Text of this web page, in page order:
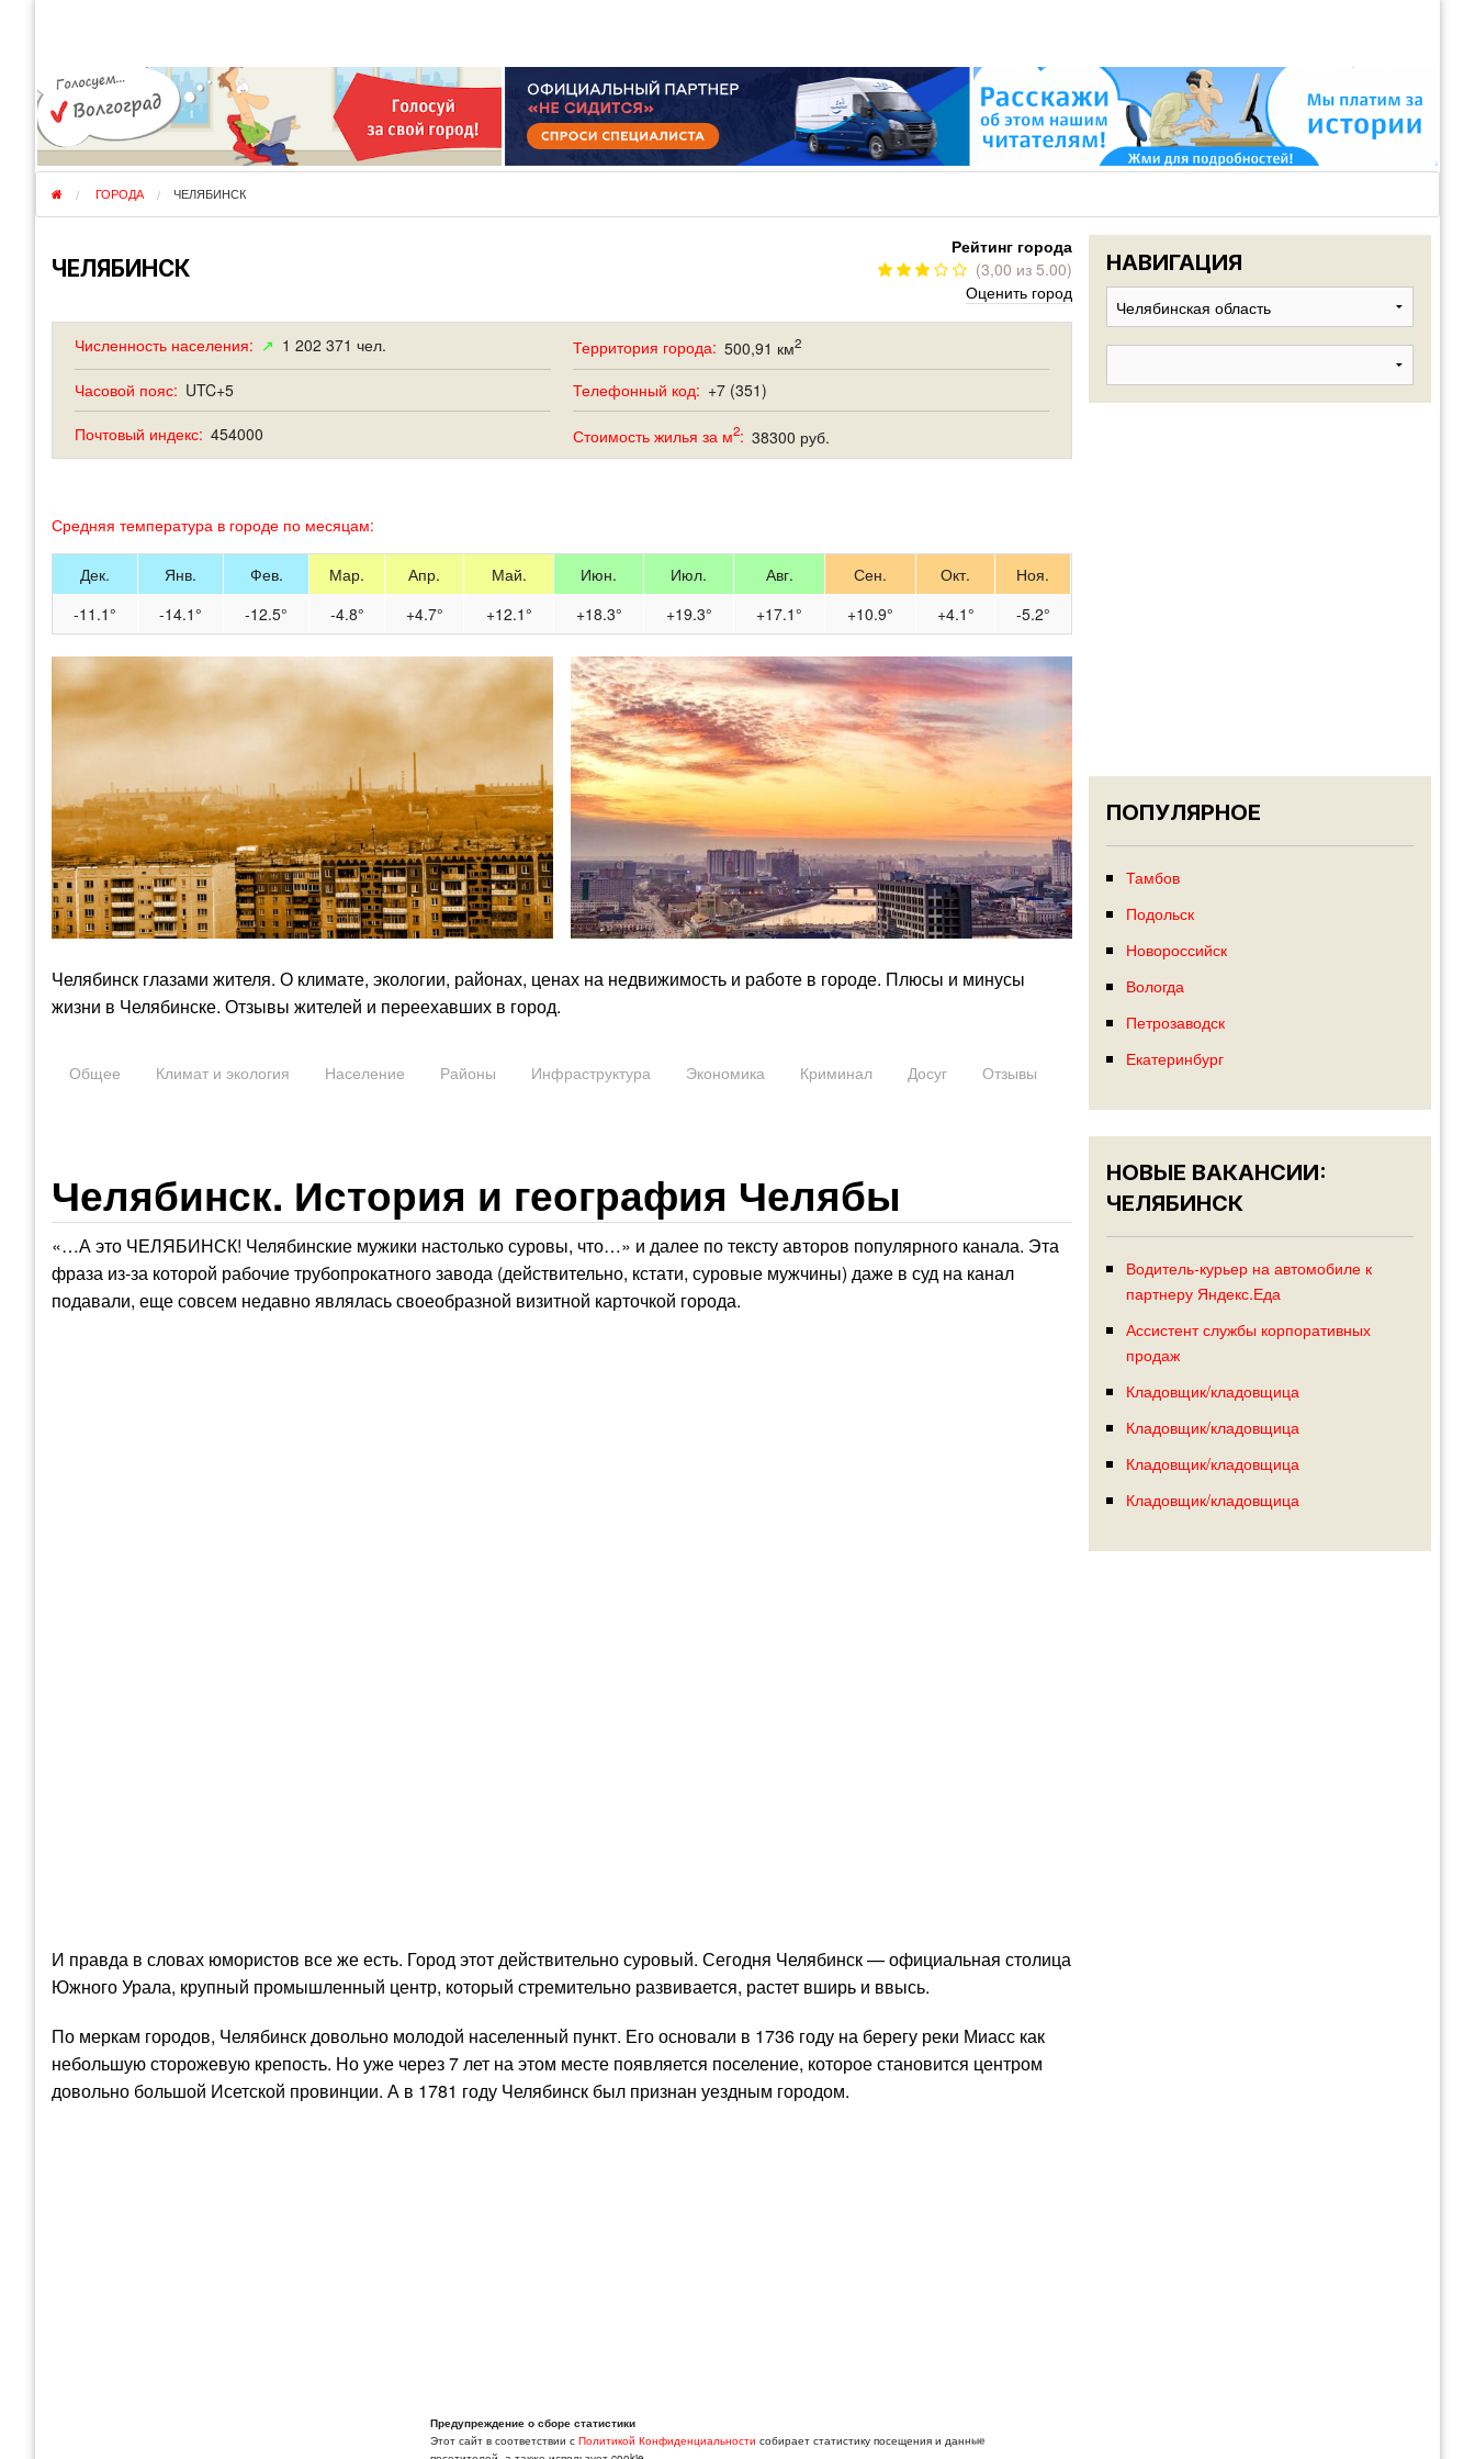
ГОРОДА
РЕГИОНЫ
ПЕРЕЕЗДЫ
ЭМИГРАЦИЯ ЮЖНЫЙ
ПОИСК РАБОТЫ
РАЗМЕСТИТЬ ВАКАНСИЮ
Войти
ГОРОДА ЧЕЛЯБИНСК
ЧЕЛЯБИНСК
Рейтинг города
(3,00 из 5.00)
Оценить город
Численность населения: ↗ 1 202 371 чел. Территория города: 500,91 км2
Часовой пояс: UTC+5 Телефонный код: +7 (351)
Почтовый индекс: 454000 Стоимость жилья за м2: 38300 руб.
Средняя температура в городе по месяцам:
Дек. Янв. Фев. Мар. Апр. Май. Июн. Июл. Авг. Сен. Окт.
Ноя.
-11.1°
-14.1° -12.5° -4.8° +4.7° +12.1° +18.3° +19.3° +17.1° +10.9° +4.1° -5.2°
Челябинск глазами жителя. О климате, экологии, районах, ценах на недвижимость и работе в городе. Плюсы и минусы
жизни в Челябинске. Отзывы жителей и переехавших в город.
Общее Климат и экология Население Районы Инфраструктура Экономика Криминал Досуг Отзывы
Челябинск. История и география Челябы
«…А это ЧЕЛЯБИНСК! Челябинские мужики настолько суровы, что…» и далее по тексту авторов популярного канала. Эта
фраза из-за которой рабочие трубопрокатного завода (действительно, кстати, суровые мужчины) даже в суд на канал
подавали, еще совсем недавно являлась своеобразной визитной карточкой города.
И правда в словах юмористов все же есть. Город этот действительно суровый. Сегодня Челябинск — официальная столица
Южного Урала, крупный промышленный центр, который стремительно развивается, растет вширь и ввысь.
По меркам городов, Челябинск довольно молодой населенный пункт. Его основали в 1736 году на берегу реки Миасс как
небольшую сторожевую крепость. Но уже через 7 лет на этом месте появляется поселение, которое становится центром
довольно большой Исетской провинции. А в 1781 году Челябинск был признан уездным городом.
НАВИГАЦИЯ
ПОПУЛЯРНОЕ
Тамбов
Подольск
Новороссийск
Вологда
Петрозаводск
Екатеринбург
НОВЫЕ ВАКАНСИИ:
ЧЕЛЯБИНСК
Водитель-курьер на автомобиле к
партнеру Яндекс.Еда
Ассистент службы корпоративных
продаж
Кладовщик/кладовщица
Кладовщик/кладовщица
Кладовщик/кладовщица
Кладовщик/кладовщица
Предупреждение о сборе статистики
Этот сайт в соответствии с Политикой Конфиденциальности собирает статистику посещения и данные